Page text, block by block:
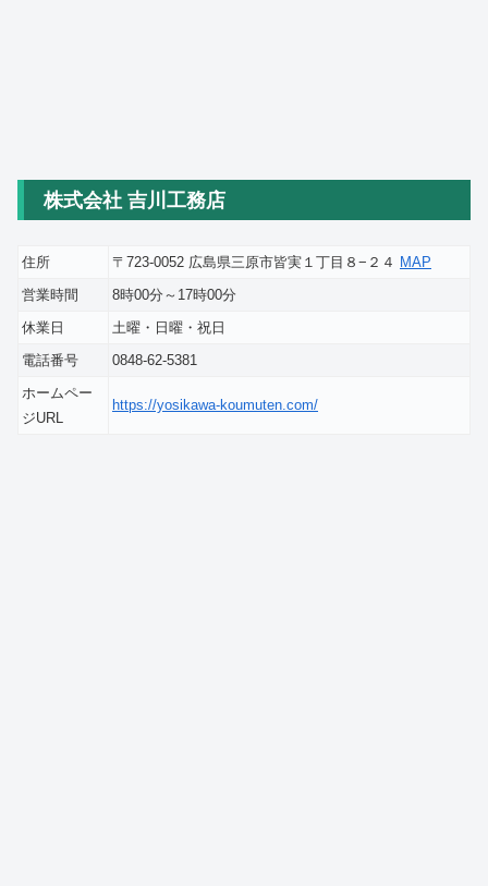
株式会社 吉川工務店
住所 〒723-0052 広島県三原市皆実１丁目８−２４ MAP
営業時間
8時00分～17時00分
休業日
土曜・日曜・祝日
電話番号
0848-62-5381
ホームペー
ジURL
https://yosikawa-koumuten.com/